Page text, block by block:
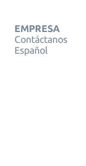
EMPRESA
Contáctanos
Español